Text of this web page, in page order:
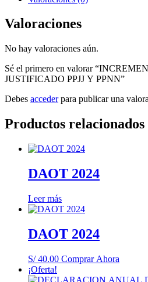
PPNN
cantidad
Valoraciones
No hay valoraciones aún.
Sé el primero en valorar
JUSTIFICADO PPJJ Y PPNN”
Debes accederpara publicar una
Productos relacionados
DAOT 2024
Leer más
DAOT 2024
S/40.00 Comprar Ahora
¡Oferta!